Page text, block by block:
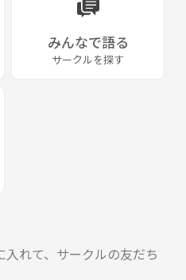
みんなで語る
サークルを探す
れて、サークルの友だち